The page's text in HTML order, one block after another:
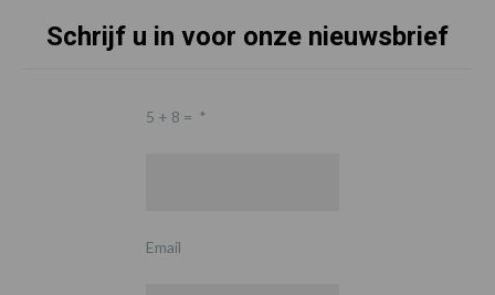
Schrijf u in voor onze nieuwsbrief
5 + 8 = *
Email